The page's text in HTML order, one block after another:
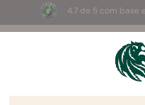
4.7 de 5 com base
de desconto!